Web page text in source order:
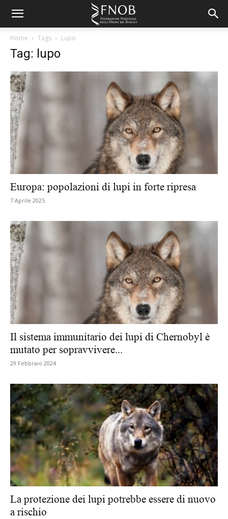
Home Tags Lupo
Tag: lupo
Europa: popolazioni di lupi in forte ripresa
7 Aprile 2025
Il sistema immunitario dei lupi di Chernobyl è
mutato per sopravvivere...
29 Febbraio 2024
La protezione dei lupi potrebbe essere di nuovo
a rischio